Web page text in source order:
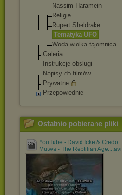
Nassim Haramein
Religie
Rupert Sheldrake
Tematyka UFO
Woda wielka tajemnica
Galeria
Instrukcje obslugi
Napisy do filmów
Prywatne
Przepowiednie
Ostatnio pobierane pliki
YouTube - David Icke & Credo
Mutwa - The Reptilian Age....avi